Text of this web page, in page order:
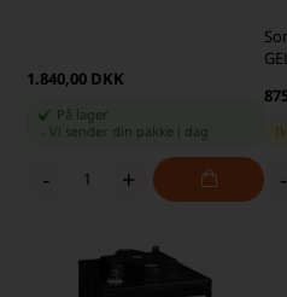
1.840,00 DKK
På lager
-Vi sender din pakke i dag
- + -